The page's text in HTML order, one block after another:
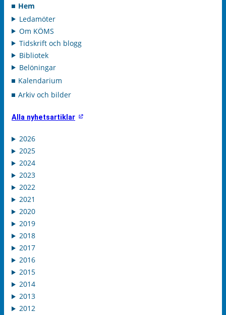
Hem
Ledamöter
Om KÖMS
Tidskrift och blogg
Bibliotek
Belöningar
Kalendarium
Arkiv och bilder
Alla nyhetsartiklar
2026
2025
2024
2023
2022
2021
2020
2019
2018
2017
2016
2015
2014
2013
2012